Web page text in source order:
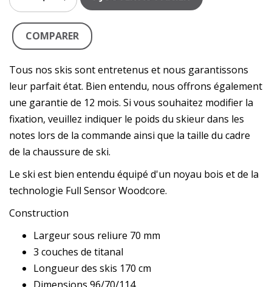
COMPARER
Tous nos skis sont entretenus et nous garantissons
leur parfait état. Bien entendu, nous offrons également
une garantie de 12 mois. Si vous souhaitez modifier la
fixation, veuillez indiquer le poids du skieur dans les
notes lors de la commande ainsi que la taille du cadre
de la chaussure de ski.
Le ski est bien entendu équipé d'un noyau bois et de la
technologie Full Sensor Woodcore.
Construction
Largeur sous reliure 70 mm
3 couches de titanal
Longueur des skis 170 cm